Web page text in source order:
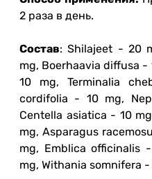
2 раза в день.
Состав: Shilajeet - 20
mg, Boerhaavia diffusa
10 mg, Terminalia
cordifolia - 10 mg,
Centella asiatica - 10
mg, Asparagus
mg, Emblica officinalis
mg, Withania somnifera -